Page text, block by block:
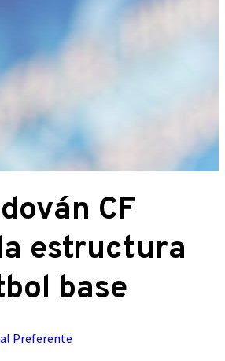
CF
estructura
base
Preferente